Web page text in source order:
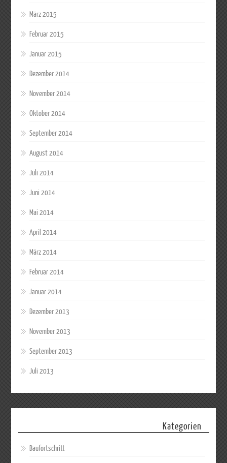
März 2015
Februar 2015
Januar 2015
Dezember 2014
November 2014
Oktober 2014
September 2014
August 2014
Juli 2014
Juni 2014
Mai 2014
April 2014
März 2014
Februar 2014
Januar 2014
Dezember 2013
November 2013
September 2013
Juli 2013
Kategorien
Baufortschritt